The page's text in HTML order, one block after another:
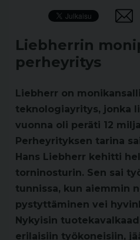
Liebherrin
perheyritys
Liebherr on
teknologiayritys, jonka
vuonna oli peräti 12
Perheyrityksen tarina
Hans Liebherr kehitti
torninosturin. Sen sai
tunnissa, kun aiemmin
pystyttäminen vei
Nykyisin
erilaisiin työkoneisiin,